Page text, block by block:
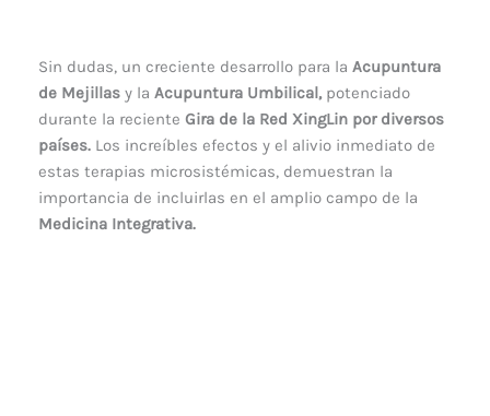
Sin dudas, un creciente desarrollo para la Acupuntura
de Mejillas y la Acupuntura Umbilical,potenciado
durante la reciente Gira de la Red XingLin por diversos
países. Los increíbles efectos y el alivio inmediato de
estas terapias microsistémicas, demuestran la
importancia de incluirlas en el amplio campo de la
Medicina Integrativa.